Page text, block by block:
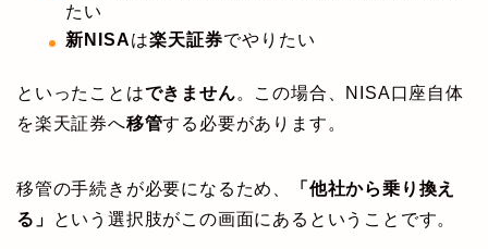
たい
新NISAは楽天証券でやりたい
といったことはできません。この場合、NISA口座自体
を楽天証券へ移管する必要があります。
移管の手続きが必要になるため、
「他社から乗り換え
る」
という選択肢がこの画面にあるということです。